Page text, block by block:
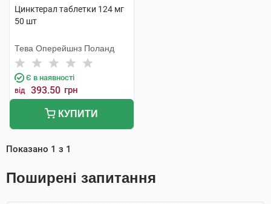
Цинктерал таблетки 124 мг
50 шт
Тева Оперейшнз Поланд
Є в наявності
від 393.50 грн
КУПИТИ
Показано 1 з 1
Поширені запитання